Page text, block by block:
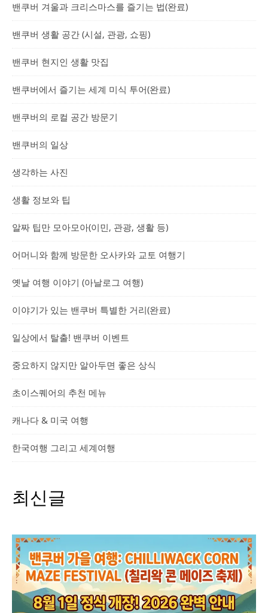
밴쿠버 겨울과 크리스마스를 즐기는 법(완료)
밴쿠버 생활 공간 (시설, 관광, 쇼핑)
밴쿠버 현지인 생활 맛집
밴쿠버에서 즐기는 세계 미식 투어(완료)
밴쿠버의 로컬 공간 방문기
밴쿠버의 일상
생각하는 사진
생활 정보와 팁
알짜 팁만 모아모아(이민, 관광, 생활 등)
어머니와 함께 방문한 오사카와 교토 여행기
옛날 여행 이야기 (아날로그 여행)
이야기가 있는 밴쿠버 특별한 거리(완료)
일상에서 탈출! 밴쿠버 이벤트
중요하지 않지만 알아두면 좋은 상식
초이스퀘어의 추천 메뉴
캐나다 & 미국 여행
한국여행 그리고 세계여행
최신글